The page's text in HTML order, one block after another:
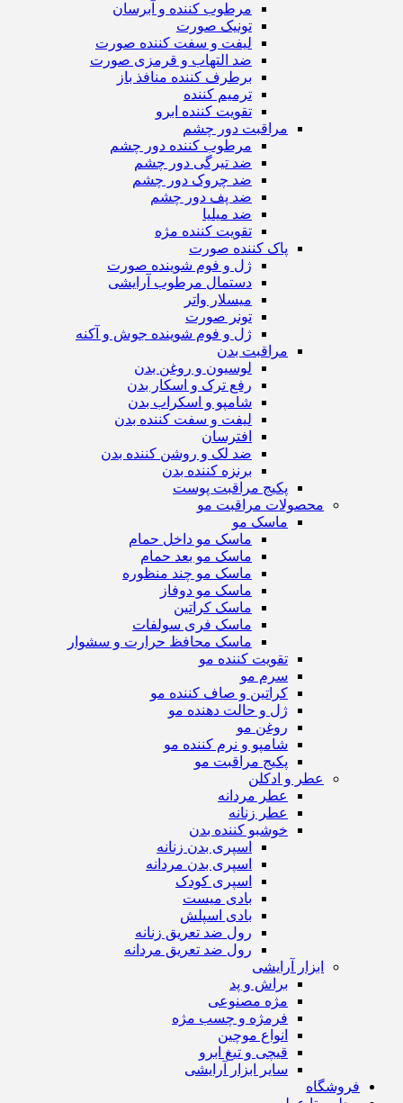
مرطوب کننده و آبرسان
تونیک صورت
لیفت و سفت کننده صورت
ضد التهاب و قرمزی صورت
برطرف کننده منافذ باز
ترمیم کننده
تقویت کننده ابرو
مراقبت دور چشم
مرطوب کننده دور چشم
ضد تیرگی دور چشم
ضد چروک دور چشم
ضد پف دور چشم
ضد میلیا
تقویت کننده مژه
پاک کننده صورت
ژل و فوم شوینده صورت
دستمال مرطوب آرایشی
میسلار واتر
تونر صورت
ژل و فوم شوینده جوش و آکنه
مراقبت بدن
لوسیون و روغن بدن
رفع ترک و اسکار بدن
شامپو و اسکراب بدن
لیفت و سفت کننده بدن
افترسان
ضد لک و روشن کننده بدن
برنزه کننده بدن
پکیج مراقبت پوست
محصولات مراقبت مو
ماسک مو
ماسک مو داخل حمام
ماسک مو بعد حمام
ماسک مو چند منظوره
ماسک مو دوفاز
ماسک کراتین
ماسک فری سولفات
ماسک محافظ حرارت و سشوار
تقویت کننده مو
سرم مو
کراتین و صاف کننده مو
ژل و حالت دهنده مو
روغن مو
شامپو و نرم کننده مو
پکیج مراقبت مو
عطر و ادکلن
عطر مردانه
عطر زنانه
خوشبو کننده بدن
اسپری بدن زنانه
اسپری بدن مردانه
اسپری کودک
بادی میست
بادی اسپلش
رول ضد تعریق زنانه
رول ضد تعریق مردانه
ابزار آرایشی
براش و پد
مژه مصنوعی
فرمژه و چسب مژه
انواع موچین
قیچی و تیغ ابرو
سایر ابزار آرایشی
فروشگاه